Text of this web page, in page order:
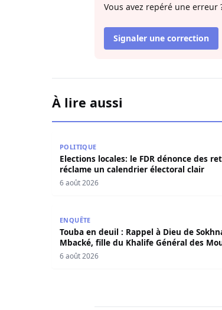
Vous avez repéré une
Signaler une correction
À lire aussi
POLITIQUE
Elections locales: le FDR dénonce des
réclame un calendrier électoral clair
6 août 2026
ENQUÊTE
Touba en deuil : Rappel à Dieu de
Mbacké, fille du Khalife Général des
6 août 2026